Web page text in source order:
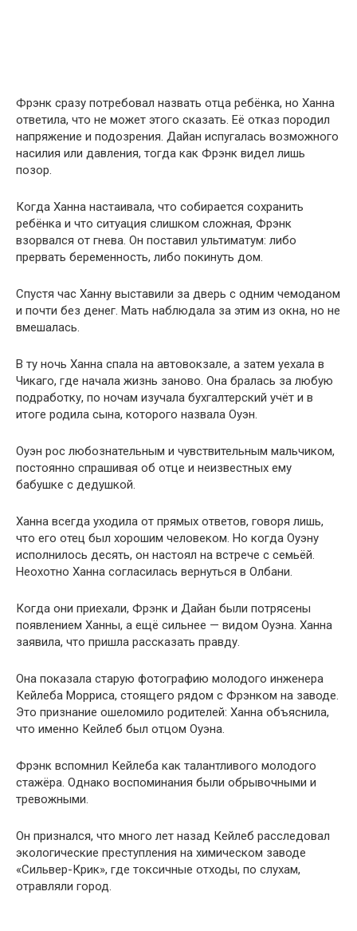
Фрэнк сразу потребовал назвать отца ребёнка, но Ханна
ответила, что не может этого сказать. Её отказ породил
напряжение и подозрения. Дайан испугалась возможного
насилия или давления, тогда как Фрэнк видел лишь
позор.
Когда Ханна настаивала, что собирается сохранить
ребёнка и что ситуация слишком сложная, Фрэнк
взорвался от гнева. Он поставил ультиматум: либо
прервать беременность, либо покинуть дом.
Спустя час Ханну выставили за дверь с одним чемоданом
и почти без денег. Мать наблюдала за этим из окна, но не
вмешалась.
В ту ночь Ханна спала на автовокзале, а затем уехала в
Чикаго, где начала жизнь заново. Она бралась за любую
подработку, по ночам изучала бухгалтерский учёт и в
итоге родила сына, которого назвала Оуэн.
Оуэн рос любознательным и чувствительным мальчиком,
постоянно спрашивая об отце и неизвестных ему
бабушке с дедушкой.
Ханна всегда уходила от прямых ответов, говоря лишь,
что его отец был хорошим человеком. Но когда Оуэну
исполнилось десять, он настоял на встрече с семьёй.
Неохотно Ханна согласилась вернуться в Олбани.
Когда они приехали, Фрэнк и Дайан были потрясены
появлением Ханны, а ещё сильнее — видом Оуэна. Ханна
заявила, что пришла рассказать правду.
Она показала старую фотографию молодого инженера
Кейлеба Морриса, стоящего рядом с Фрэнком на заводе.
Это признание ошеломило родителей: Ханна объяснила,
что именно Кейлеб был отцом Оуэна.
Фрэнк вспомнил Кейлеба как талантливого молодого
стажёра. Однако воспоминания были обрывочными и
тревожными.
Он признался, что много лет назад Кейлеб расследовал
экологические преступления на химическом заводе
«Сильвер-Крик», где токсичные отходы, по слухам,
отравляли город.